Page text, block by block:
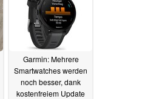
18.07.2025
Garmin: Mehrere
Smartwatches werden
noch besser, dank
kostenfreiem Update